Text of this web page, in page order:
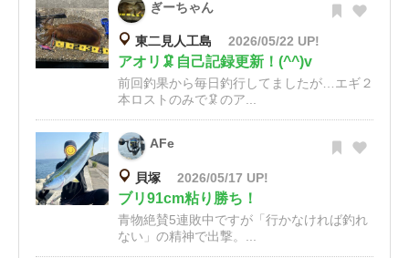
ぎーちゃん
東二見人工島 2026/05/22 UP!
アオリ🦑自己記録更新！(^^)v
前回釣果から毎日釣行してましたが…エギ２
本ロストのみで🦑のア...
AFe
貝塚 2026/05/17 UP!
ブリ91cm粘り勝ち！
青物絶賛5連敗中ですが「行かなければ釣れ
ない」の精神で出撃。...